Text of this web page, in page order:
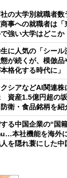
社の大学別就職者
事への就職者は
で強い大学はどこか
に人気の「シー
が続くが、模倣
格化する時代に」
シアなどAI関連
資産1.5億円超の
衛・食品銘柄を紹
る中国企業の“国
本社機能を海外
を隠れ蓑にした